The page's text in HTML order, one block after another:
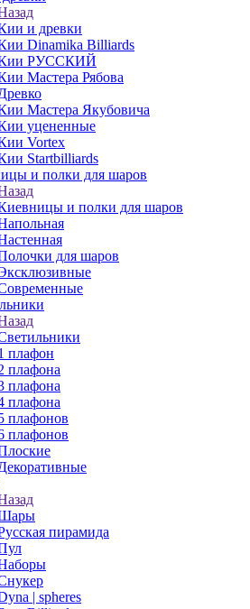
и древки
Dinamika Billiards
РУССКИЙ
Мастера Рябова
Мастера Якубовича
уцененные
Vortex
Startbilliards
и полки для шаров
и полки для шаров
для шаров
плафон
плафона
плафона
плафона
плафонов
плафонов
пирамида
| spheres